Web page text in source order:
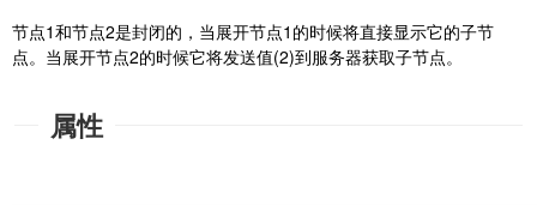
节点1和节点2是封闭的，当展开节点1的时候将直接显示它的子节
点。当展开节点2的时候它将发送值(2)到服务器获取子节点。
属性